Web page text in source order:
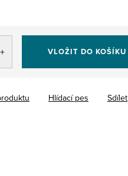
VLOŽIT DO KOŠÍKU
Hlídací pes Sdílet